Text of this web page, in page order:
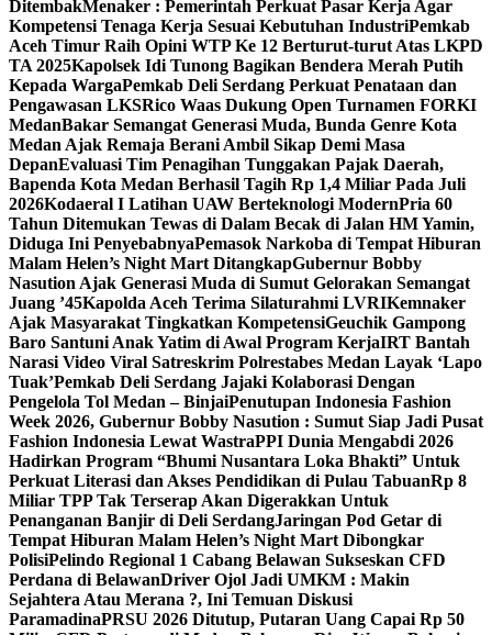
DitembakMenaker : Pemerintah Perkuat Pasar Kerja Agar
Kompetensi Tenaga Kerja Sesuai Kebutuhan IndustriPemkab
Aceh Timur Raih Opini WTP Ke 12 Berturut-turut Atas LKPD
TA 2025Kapolsek Idi Tunong Bagikan Bendera Merah Putih
Kepada WargaPemkab Deli Serdang Perkuat Penataan dan
Pengawasan LKSRico Waas Dukung Open Turnamen FORKI
MedanBakar Semangat Generasi Muda, Bunda Genre Kota
Medan Ajak Remaja Berani Ambil Sikap Demi Masa
DepanEvaluasi Tim Penagihan Tunggakan Pajak Daerah,
Bapenda Kota Medan Berhasil Tagih Rp 1,4 Miliar Pada Juli
2026Kodaeral I Latihan UAW Berteknologi ModernPria 60
Tahun Ditemukan Tewas di Dalam Becak di Jalan HM Yamin,
Diduga Ini PenyebabnyaPemasok Narkoba di Tempat Hiburan
Malam Helen’s Night Mart DitangkapGubernur Bobby
Nasution Ajak Generasi Muda di Sumut Gelorakan Semangat
Juang ’45Kapolda Aceh Terima Silaturahmi LVRIKemnaker
Ajak Masyarakat Tingkatkan KompetensiGeuchik Gampong
Baro Santuni Anak Yatim di Awal Program KerjaIRT Bantah
Narasi Video Viral Satreskrim Polrestabes Medan Layak ‘Lapo
Tuak’Pemkab Deli Serdang Jajaki Kolaborasi Dengan
Pengelola Tol Medan – BinjaiPenutupan Indonesia Fashion
Week 2026, Gubernur Bobby Nasution : Sumut Siap Jadi Pusat
Fashion Indonesia Lewat WastraPPI Dunia Mengabdi 2026
Hadirkan Program “Bhumi Nusantara Loka Bhakti” Untuk
Perkuat Literasi dan Akses Pendidikan di Pulau TabuanRp 8
Miliar TPP Tak Terserap Akan Digerakkan Untuk
Penanganan Banjir di Deli SerdangJaringan Pod Getar di
Tempat Hiburan Malam Helen’s Night Mart Dibongkar
PolisiPelindo Regional 1 Cabang Belawan Sukseskan CFD
Perdana di BelawanDriver Ojol Jadi UMKM : Makin
Sejahtera Atau Merana ?, Ini Temuan Diskusi
ParamadinaPRSU 2026 Ditutup, Putaran Uang Capai Rp 50